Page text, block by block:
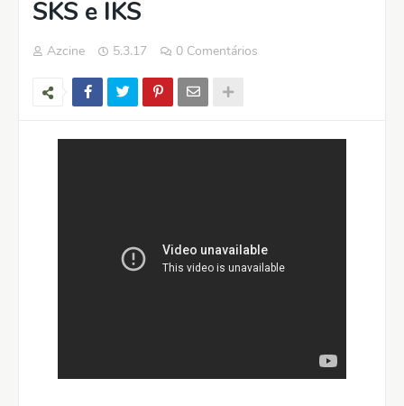
SKS e IKS
Azcine 5.3.17 0 Comentários